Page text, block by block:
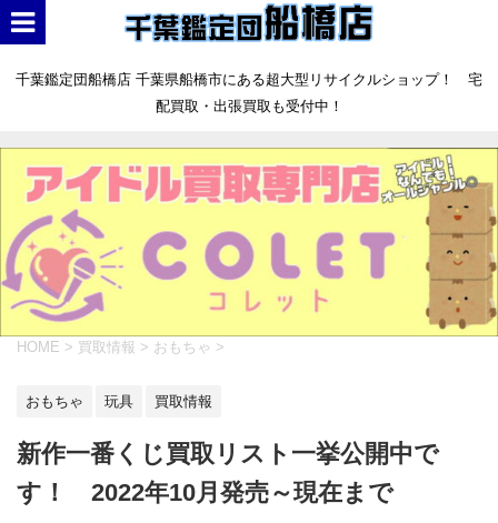
千葉鑑定団船橋店 千葉県船橋市にある超大型リサイクルショップ！ 宅
配買取・出張買取も受付中！
HOME > 買取情報 > おもちゃ >
おもちゃ 玩具 買取情報
新作一番くじ買取リスト一挙公開中で
す！ 2022年10月発売～現在まで